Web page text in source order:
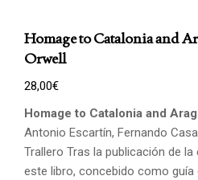
Homage to Catalonia and
Orwell
28,00€
Homage to Catalonia and
Antonio Escartín, Fernando
Trallero Tras la publicación de
este libro, concebido como guía